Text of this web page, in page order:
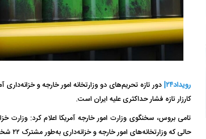
رویداد۲۴|
دور تازه تحریم‌های دو وزارتخانه امور خارجه و
کارزار تازه فشار حداکثری علیه ایران است.
حالی که وزارتخانه‌های امور خارجه و خزانه‌داری به‌طور مشترک ۲۲ شخص دیگر و ۱۳ شناور را تحریم کرده‌اند.
سیگنال مثبت دیپلماسی به بورس پرواز ۱۰۰ هزار واحدی شاخص کل بورس
هواپیمای مرموز E-11A BACN چیست؟
فضاپیمای «استارشیپ»